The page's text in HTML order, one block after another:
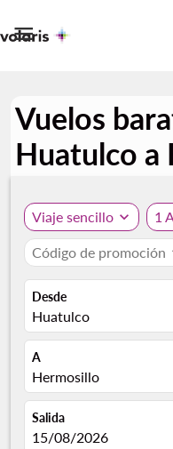

Vuelos
Huatulco a
Viaje sencillo expand_more 1
Código de promoción
Desde
Huatulco
A
Hermosillo
Salida
fc-booking-departure-
15/08/2026